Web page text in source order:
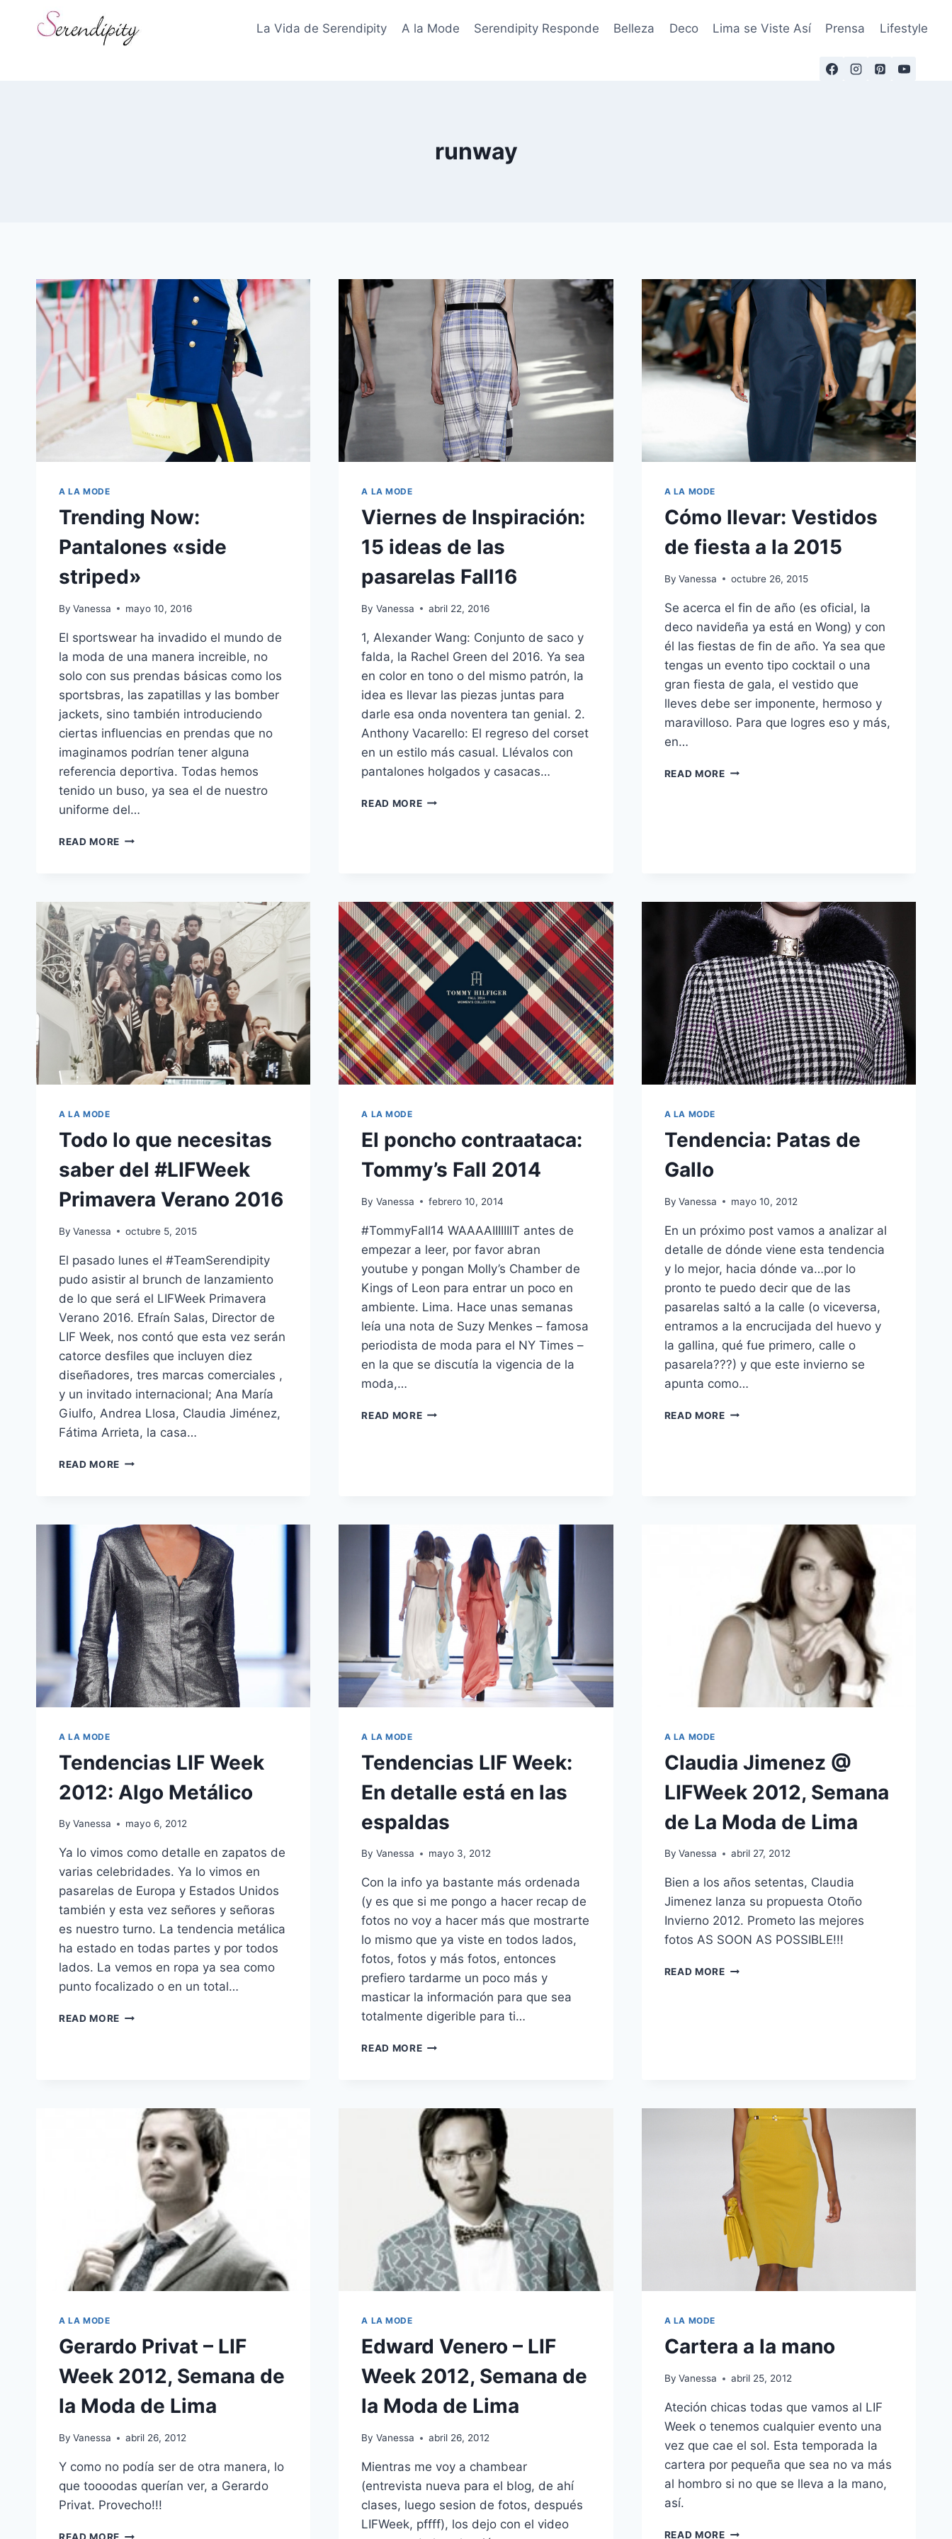
La Vida de Serendipity A la Mode Serendipity Responde Belleza Deco Lima se Viste Así Prensa Lifestyle
runway
A LA MODE
Trending Now:
Pantalones «side
striped»
By Vanessa mayo 10, 2016
El sportswear ha invadido el mundo de
la moda de una manera increible, no
solo con sus prendas básicas como los
sportsbras, las zapatillas y las bomber
jackets, sino también introduciendo
ciertas influencias en prendas que no
imaginamos podrían tener alguna
referencia deportiva. Todas hemos
tenido un buso, ya sea el de nuestro
uniforme del…
READ MORE TRENDING
A LA MODE
Viernes de Inspiración:
15 ideas de las
pasarelas Fall16
By Vanessa abril 22, 2016
1, Alexander Wang: Conjunto de saco y
falda, la Rachel Green del 2016. Ya sea
en color en tono o del mismo patrón, la
idea es llevar las piezas juntas para
darle esa onda noventera tan genial. 2.
Anthony Vacarello: El regreso del corset
en un estilo más casual. Llévalos con
pantalones holgados y casacas…
READ MOREVIERNES
PASARELAS
FALL16
A LA MODE
Cómo llevar: Vestidos
de fiesta a la 2015
By Vanessa octubre 26, 2015
Se acerca el fin de año (es oficial, la
deco navideña ya está en Wong) y con
él las fiestas de fin de año. Ya sea que
tengas un evento tipo cocktail o una
gran fiesta de gala, el vestido que
lleves debe ser imponente, hermoso y
maravilloso. Para que logres eso y más,
en…
READ MORECÓMO
A LA MODE
Todo lo que necesitas
saber del #LIFWeek
Primavera Verano 2016
By Vanessa octubre 5, 2015
El pasado lunes el #TeamSerendipity
pudo asistir al brunch de lanzamiento
de lo que será el LIFWeek Primavera
Verano 2016. Efraín Salas, Director de
LIF Week, nos contó que esta vez serán
catorce desfiles que incluyen diez
diseñadores, tres marcas comerciales ,
y un invitado internacional; Ana María
Giulfo, Andrea Llosa, Claudia Jiménez,
Fátima Arrieta, la casa…
READ MORE TODO
DEL
#LIFWEEK
PRIMAVERA
VERANO
2016
A LA MODE
El poncho contraataca:
Tommy’s Fall 2014
By Vanessa febrero 10, 2014
#TommyFall14 WAAAAIIIIIIIT antes de
empezar a leer, por favor abran
youtube y pongan Molly’s Chamber de
Kings of Leon para entrar un poco en
ambiente. Lima. Hace unas semanas
leía una nota de Suzy Menkes – famosa
periodista de moda para el NY Times –
en la que se discutía la vigencia de la
moda,…
READ MOREEL
A LA MODE
Tendencia: Patas de
Gallo
By Vanessa mayo 10, 2012
En un próximo post vamos a analizar al
detalle de dónde viene esta tendencia
y lo mejor, hacia dónde va…por lo
pronto te puedo decir que de las
pasarelas saltó a la calle (o viceversa,
entramos a la encrucijada del huevo y
la gallina, qué fue primero, calle o
pasarela???) y que este invierno se
apunta como…
READ MORETENDENCIA:
A LA MODE
Tendencias LIF Week
2012: Algo Metálico
By Vanessa mayo 6, 2012
Ya lo vimos como detalle en zapatos de
varias celebridades. Ya lo vimos en
pasarelas de Europa y Estados Unidos
también y esta vez señores y señoras
es nuestro turno. La tendencia metálica
ha estado en todas partes y por todos
lados. La vemos en ropa ya sea como
punto focalizado o en un total…
READ MORE TENDENCIAS
A LA MODE
Tendencias LIF Week:
En detalle está en las
espaldas
By Vanessa mayo 3, 2012
Con la info ya bastante más ordenada
(y es que si me pongo a hacer recap de
fotos no voy a hacer más que mostrarte
lo mismo que ya viste en todos lados,
fotos, fotos y más fotos, entonces
prefiero tardarme un poco más y
masticar la información para que sea
totalmente digerible para ti…
READ MORETENDENCIAS
ESTÁ
EN
LAS
ESPALDAS
A LA MODE
Claudia Jimenez @
LIFWeek 2012, Semana
de La Moda de Lima
By Vanessa abril 27, 2012
Bien a los años setentas, Claudia
Jimenez lanza su propuesta Otoño
Invierno 2012. Prometo las mejores
fotos AS SOON AS POSSIBLE!!!
READ MORECLAUDIA
LIMA
A LA MODE
Gerardo Privat – LIF
Week 2012, Semana de
la Moda de Lima
By Vanessa abril 26, 2012
Y como no podía ser de otra manera, lo
que toooodas querían ver, a Gerardo
Privat. Provecho!!!
GERARDO
A LA MODE
Edward Venero – LIF
Week 2012, Semana de
la Moda de Lima
By Vanessa abril 26, 2012
Mientras me voy a chambear
(entrevista nueva para el blog, de ahí
clases, luego sesion de fotos, después
LIFWeek, pffff), los dejo con el video
A LA MODE
Cartera a la mano
By Vanessa abril 25, 2012
Ateción chicas todas que vamos al LIF
Week o tenemos cualquier evento una
vez que cae el sol. Esta temporada la
cartera por pequeña que sea no va más
al hombro si no que se lleva a la mano,
así.
READ MORECARTERA